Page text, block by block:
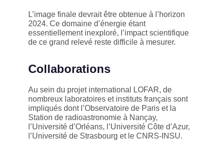
L’image finale devrait être obtenue à l’horizon
2024. Ce domaine d’énergie étant
essentiellement inexploré, l’impact scientifique
de ce grand relevé reste difficile à mesurer.
Collaborations
Au sein du projet international LOFAR, de
nombreux laboratoires et instituts français sont
impliqués dont l’Observatoire de Paris et la
Station de radioastronomie à Nançay,
l’Université d’Orléans, l’Université Côte d’Azur,
l’Université de Strasbourg et le CNRS-INSU.